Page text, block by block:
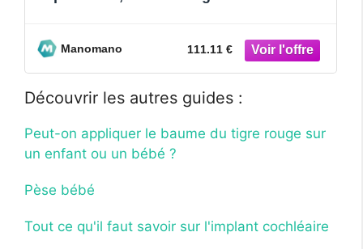
Manomano 111.11 €
Découvrir les autres guides :
Peut-on appliquer le baume du tigre rouge sur
un enfant ou un bébé ?
Pèse bébé
Tout ce qu'il faut savoir sur l'implant cochléaire